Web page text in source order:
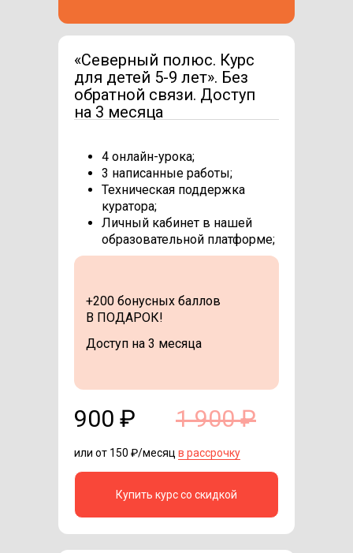
или от 150 ₽/месяц в рассрочку
4 онлайн-урока;
3 написанные работы;
Техническая поддержка
куратора;
Личный кабинет в нашей
образовательной платформе;
1 900 ₽
900 ₽
Купить курс со скидкой
«Северный полюс. Курс
для детей 5-9 лет». Без
обратной связи. Доступ
на 3 месяца
+200 бонусных баллов
В ПОДАРОК!
Доступ на 3 месяца